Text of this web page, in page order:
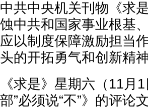
中共中央机关刊物《求
蚀中共和国家事业根基
应以制度保障激励担当
头的开拓勇气和创新精神
《求是》星期六（11月
部”必须说“不”》的评论